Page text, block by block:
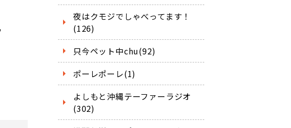
夜はクモジでしゃべってます！
(126)
只今ペット中chu(92)
ポーレポーレ(1)
よしもと沖縄テーファーラジオ
(302)